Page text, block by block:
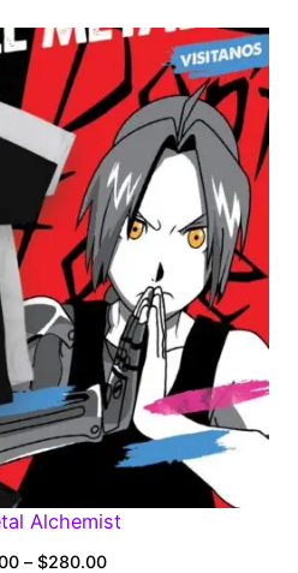
Alchemist
– $280.00Price